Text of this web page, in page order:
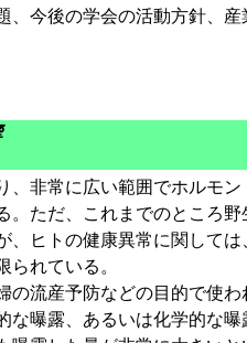
、今後の学会の活動方針、
非常に広い範囲でホルモン
。ただ、これまでのところ
、ヒトの健康異常に関して
られている。
流産予防などの目的で使わ
な曝露、あるいは化学的な